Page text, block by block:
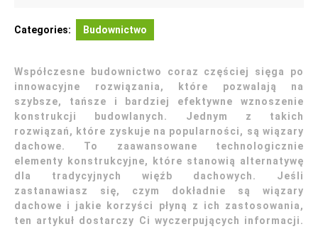
Categories: Budownictwo
Współczesne budownictwo coraz częściej sięga po
innowacyjne rozwiązania, które pozwalają na
szybsze, tańsze i bardziej efektywne wznoszenie
konstrukcji budowlanych. Jednym z takich
rozwiązań, które zyskuje na popularności, są wiązary
dachowe. To zaawansowane technologicznie
elementy konstrukcyjne, które stanowią alternatywę
dla tradycyjnych więźb dachowych. Jeśli
zastanawiasz się, czym dokładnie są wiązary
dachowe i jakie korzyści płyną z ich zastosowania,
ten artykuł dostarczy Ci wyczerpujących informacji.